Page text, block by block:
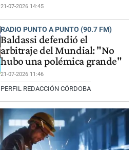
21-07-2026 14:45
RADIO PUNTO A PUNTO (90.7 FM)
Baldassi defendió el
arbitraje del Mundial: "No
hubo una polémica grande"
21-07-2026 11:46
PERFIL REDACCIÓN CÓRDOBA